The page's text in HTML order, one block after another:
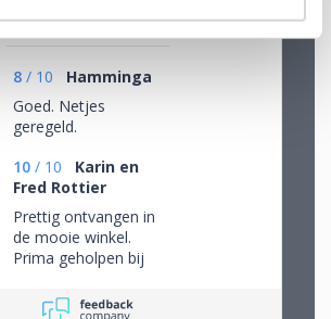
9.1 / 10 173 reviews
8 / 10
Hamminga
Goed. Netjes
geregeld.
10 / 10
Karin en
Fred Rottier
Prettig ontvangen in
de mooie winkel.
Prima geholpen bij
schitterend glaswerk